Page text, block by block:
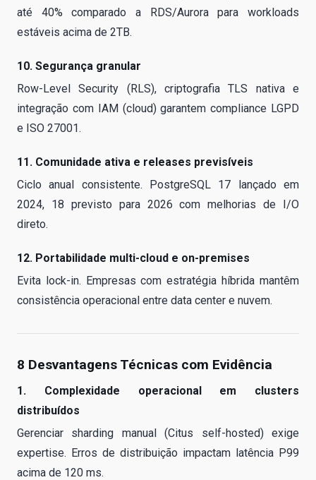
até 40% comparado a RDS/Aurora para workloads
estáveis acima de 2TB.
10. Segurança granular
Row-Level Security (RLS), criptografia TLS nativa e
integração com IAM (cloud) garantem compliance LGPD
e ISO 27001.
11. Comunidade ativa e releases previsíveis
Ciclo anual consistente. PostgreSQL 17 lançado em
2024, 18 previsto para 2026 com melhorias de I/O
direto.
12. Portabilidade multi-cloud e on-premises
Evita lock-in. Empresas com estratégia híbrida mantêm
consistência operacional entre data center e nuvem.
8 Desvantagens Técnicas com Evidência
1. Complexidade operacional em clusters
distribuídos
Gerenciar sharding manual (Citus self-hosted) exige
expertise. Erros de distribuição impactam latência P99
acima de 120 ms.